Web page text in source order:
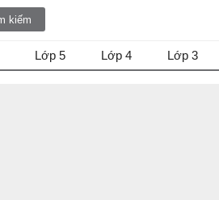
Lớp 5 Lớp 4 Lớp 3